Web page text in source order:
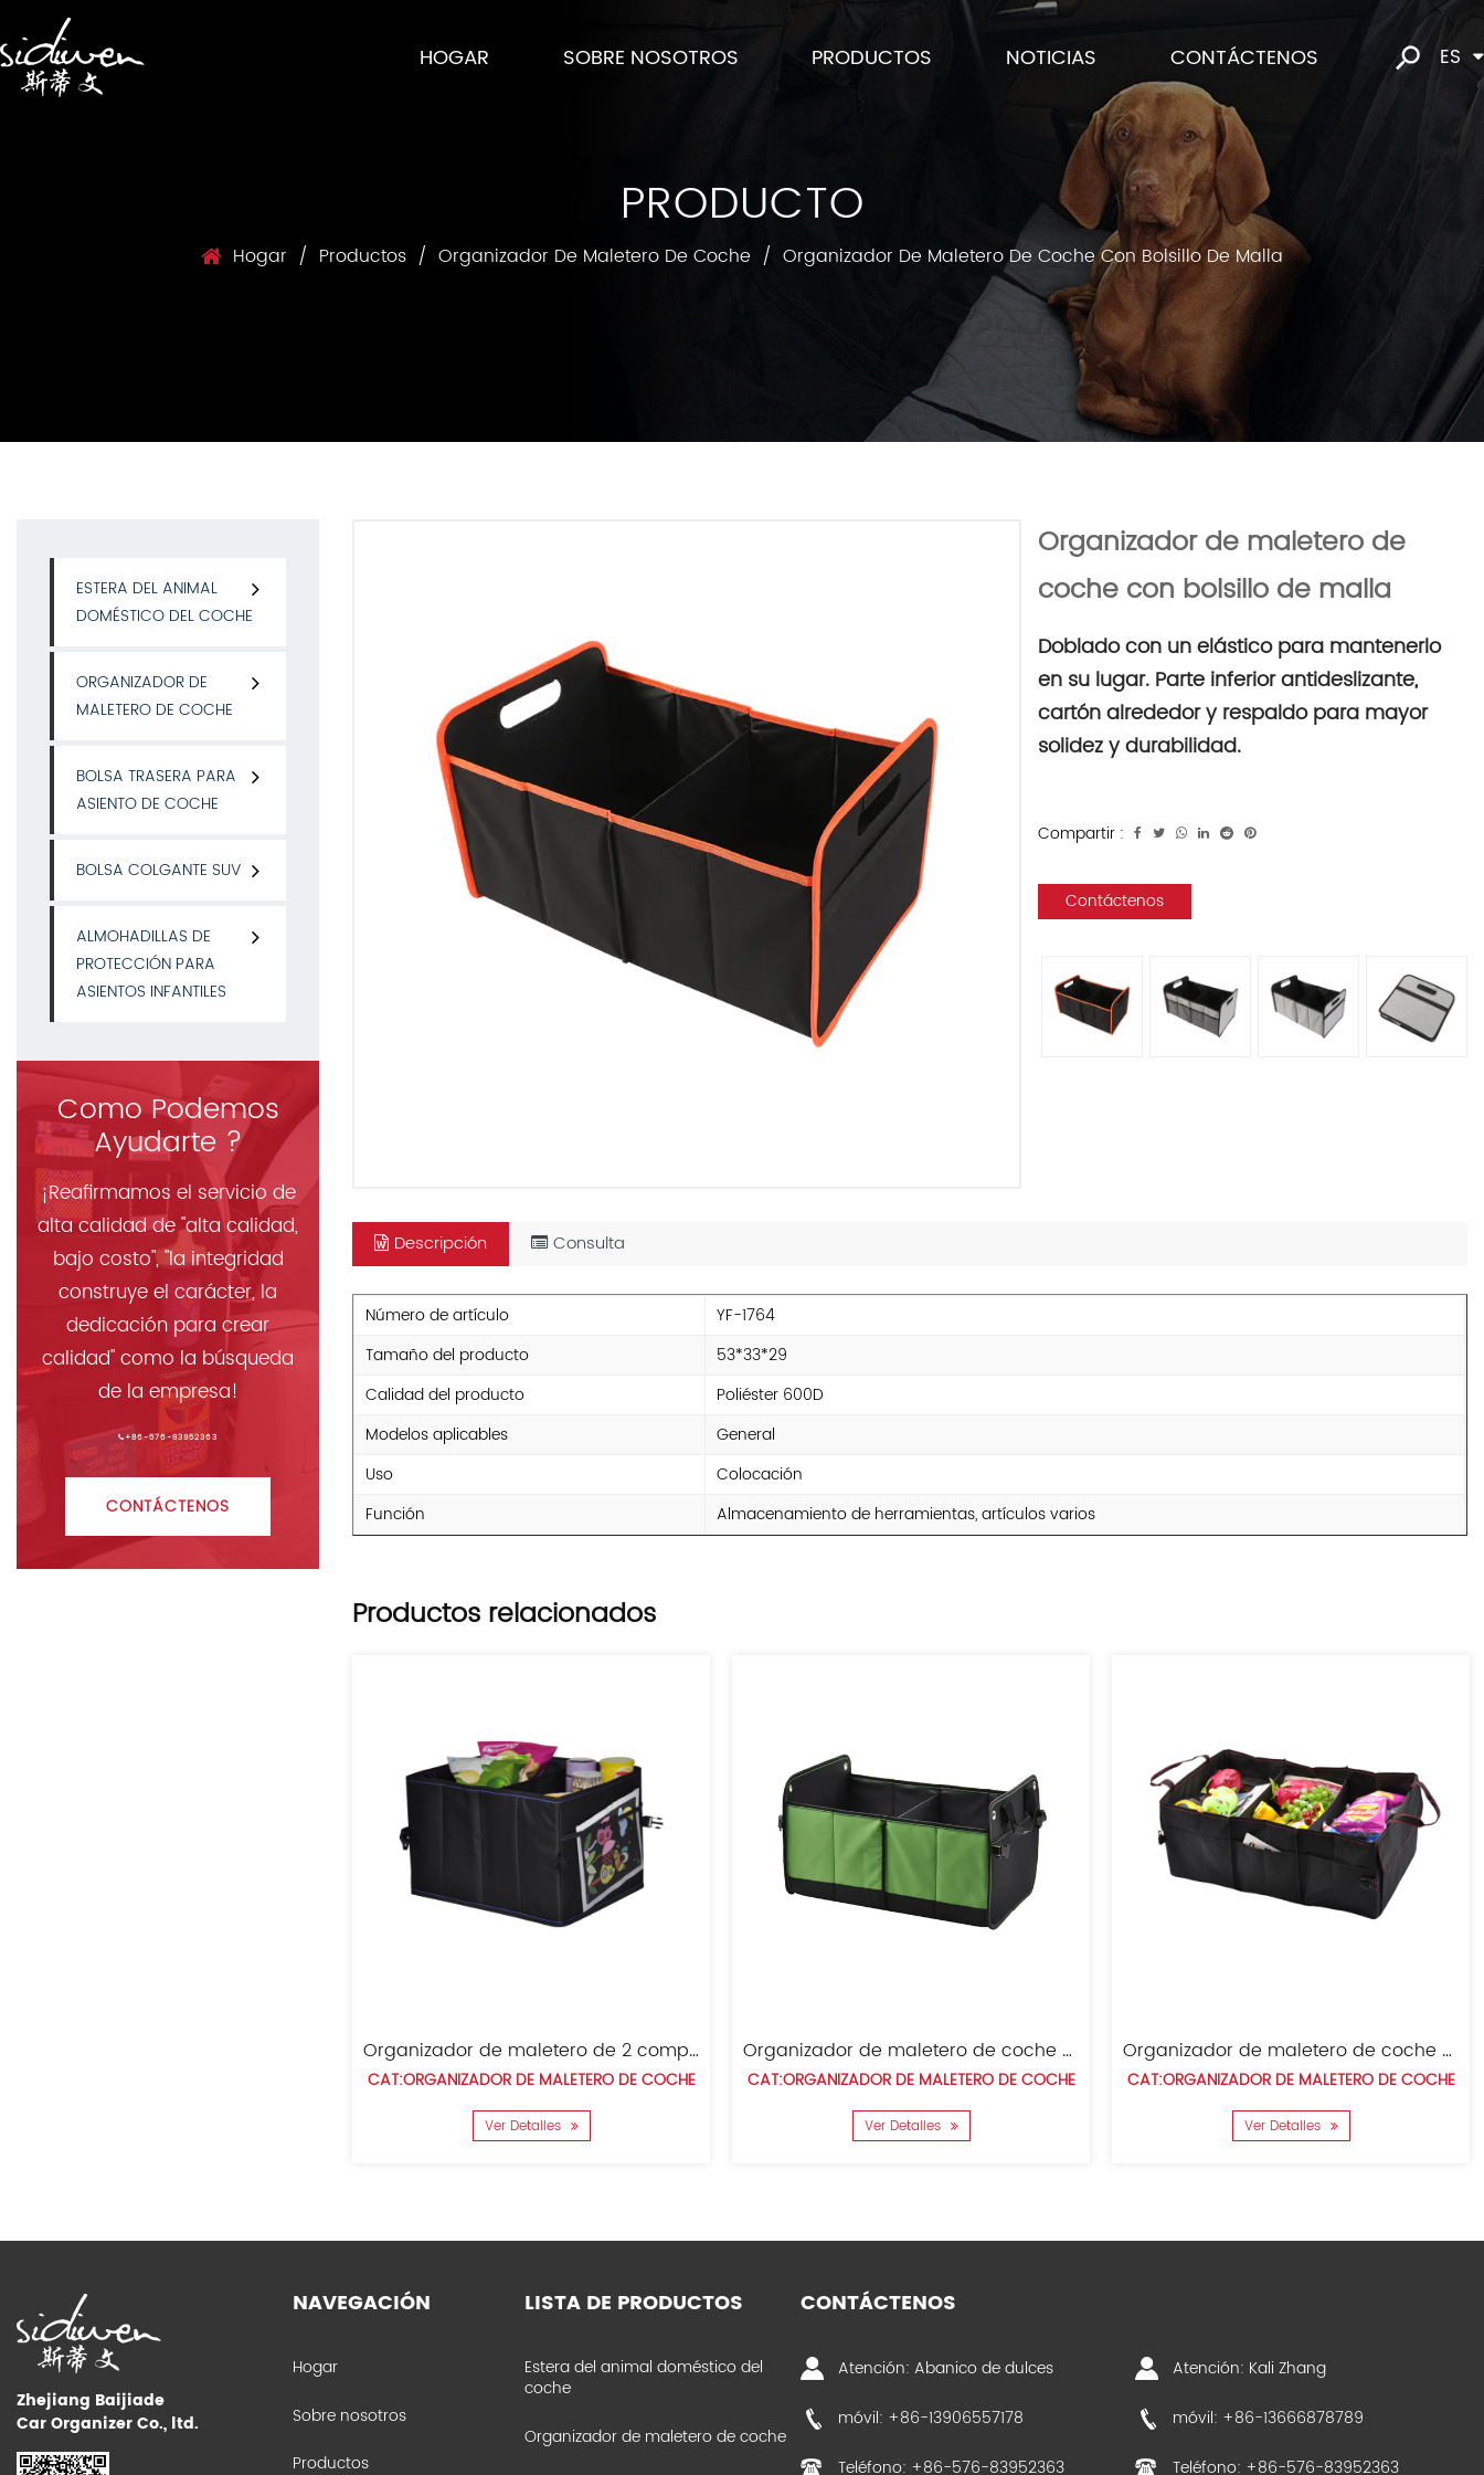
HOGAR SOBRE NOSOTROS PRODUCTOS NOTICIAS CONTÁCTENOS ES
PRODUCTO
Hogar / Productos / Organizador De Maletero De Coche / Organizador De Maletero De Coche Con Bolsillo De Malla
ESTERA DEL ANIMAL
DOMÉSTICO DEL COCHE
ORGANIZADOR DE
MALETERO DE COCHE
BOLSA TRASERA PARA
ASIENTO DE COCHE
BOLSA COLGANTE SUV
ALMOHADILLAS DE
PROTECCIÓN PARA
ASIENTOS INFANTILES
Como Podemos
Ayudarte ?
¡Reafirmamos el servicio de
alta calidad de "alta calidad,
bajo costo", "la integridad
construye el carácter, la
dedicación para crear
calidad" como la búsqueda
de la empresa!
+86-576-83952363
CONTÁCTENOS
Organizador de maletero de
coche con bolsillo de malla
Doblado con un elástico para mantenerlo
en su lugar. Parte inferior antideslizante,
cartón alrededor y respaldo para mayor
solidez y durabilidad.
Compartir :
Contáctenos
Descripción Consulta
Número de artículo
YF-1764
Tamaño del producto
53*33*29
Calidad del producto
Poliéster 600D
Modelos aplicables
General
Uso
Colocación
Función
Almacenamiento de herramientas, artículos varios
Productos relacionados
Organizador de maletero de 2 compartimentos
CAT:ORGANIZADOR DE MALETERO DE COCHE
Organizador de maletero de coche de gran espacio
CAT:ORGANIZADOR DE MALETERO DE COCHE
Organizador de maletero de coche de tela Oxford
CAT:ORGANIZADOR DE MALETERO DE COCHE
Zhejiang Baijiade
Car Organizer Co., ltd.
NAVEGACIÓN
Hogar
Sobre nosotros
Productos
LISTA DE PRODUCTOS
Estera del animal doméstico del
coche
Organizador de maletero de coche
CONTÁCTENOS
Atención: Abanico de dulces
Atención: Kali Zhang
móvil: +86-13906557178
móvil: +86-13666878789
Teléfono: +86-576-83952363
Teléfono: +86-576-83952363